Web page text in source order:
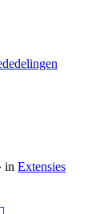
in Extensies